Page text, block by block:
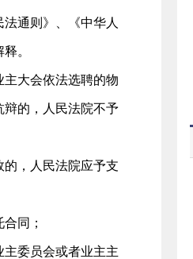
通则》、《中华人
。
大会依法选聘的物
辩的，人民法院不予
，人民法院应予支
同；
委员会或者业主主